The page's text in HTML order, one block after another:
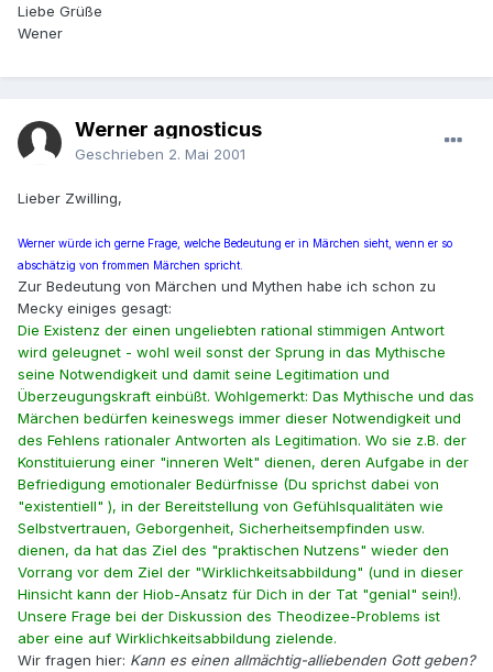
Liebe Grüße
Wener
Werner agnosticus
Geschrieben 2. Mai 2001
Lieber Zwilling,
Werner würde ich gerne Frage, welche Bedeutung er in Märchen sieht, wenn er so
abschätzig von frommen Märchen spricht.
Zur Bedeutung von Märchen und Mythen habe ich schon zu
Mecky einiges gesagt:
Die Existenz der einen ungeliebten rational stimmigen Antwort
wird geleugnet - wohl weil sonst der Sprung in das Mythische
seine Notwendigkeit und damit seine Legitimation und
Überzeugungskraft einbüßt. Wohlgemerkt: Das Mythische und das
Märchen bedürfen keineswegs immer dieser Notwendigkeit und
des Fehlens rationaler Antworten als Legitimation. Wo sie z.B. der
Konstituierung einer "inneren Welt" dienen, deren Aufgabe in der
Befriedigung emotionaler Bedürfnisse (Du sprichst dabei von
"existentiell" ), in der Bereitstellung von Gefühlsqualitäten wie
Selbstvertrauen, Geborgenheit, Sicherheitsempfinden usw.
dienen, da hat das Ziel des "praktischen Nutzens" wieder den
Vorrang vor dem Ziel der "Wirklichkeitsabbildung" (und in dieser
Hinsicht kann der Hiob-Ansatz für Dich in der Tat "genial" sein!).
Unsere Frage bei der Diskussion des Theodizee-Problems ist
aber eine auf Wirklichkeitsabbildung zielende.
Wir fragen hier: Kann es einen allmächtig-alliebenden Gott geben?